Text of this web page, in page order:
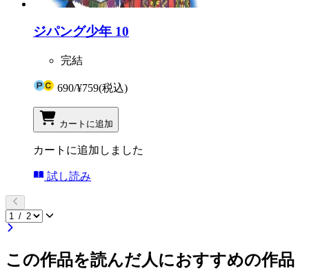
ジパング少年 10
完結
690/¥759(税込)
カートに追加
カートに追加しました
試し読み
この作品を読んだ人におすすめの作品